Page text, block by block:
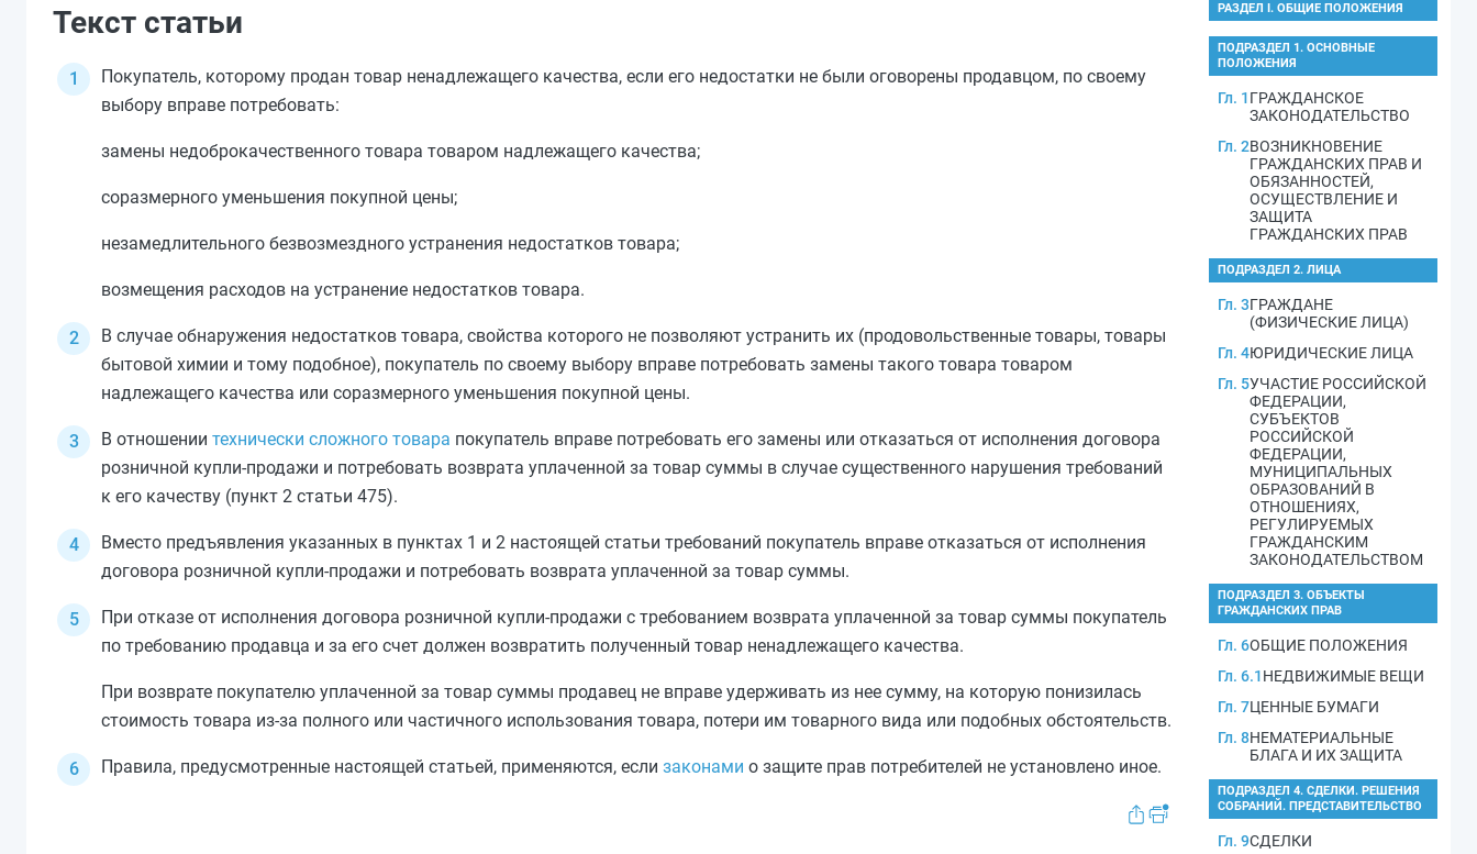
Текст статьи
Покупатель, которому продан товар ненадлежащего качества, если его недостатки не были оговорены продавцом, по своему
выбору вправе потребовать:
замены недоброкачественного товара товаром надлежащего качества;
соразмерного уменьшения покупной цены;
незамедлительного безвозмездного устранения недостатков товара;
возмещения расходов на устранение недостатков товара.
В случае обнаружения недостатков товара, свойства которого не позволяют устранить их (продовольственные товары, товары
бытовой химии и тому подобное), покупатель по своему выбору вправе потребовать замены такого товара товаром
надлежащего качества или соразмерного уменьшения покупной цены.
В отношении технически сложного товара покупатель вправе потребовать его замены или отказаться от исполнения договора
розничной купли-продажи и потребовать возврата уплаченной за товар суммы в случае существенного нарушения требований
к его качеству (пункт 2 статьи 475).
Вместо предъявления указанных в пунктах 1 и 2 настоящей статьи требований покупатель вправе отказаться от исполнения
договора розничной купли-продажи и потребовать возврата уплаченной за товар суммы.
При отказе от исполнения договора розничной купли-продажи с требованием возврата уплаченной за товар суммы покупатель
по требованию продавца и за его счет должен возвратить полученный товар ненадлежащего качества.
При возврате покупателю уплаченной за товар суммы продавец не вправе удерживать из нее сумму, на которую понизилась
стоимость товара из-за полного или частичного использования товара, потери им товарного вида или подобных обстоятельств.
Правила, предусмотренные настоящей статьей, применяются, если законами о защите прав потребителей не установлено иное.
РАЗДЕЛ I. ОБЩИЕ ПОЛОЖЕНИЯ
ПОДРАЗДЕЛ 1. ОСНОВНЫЕ
ПОЛОЖЕНИЯ
Гл. 1ГРАЖДАНСКОЕ
ЗАКОНОДАТЕЛЬСТВО
Гл. 2ВОЗНИКНОВЕНИЕ
ГРАЖДАНСКИХ ПРАВ И
ОБЯЗАННОСТЕЙ,
ОСУЩЕСТВЛЕНИЕ И
ЗАЩИТА
ГРАЖДАНСКИХ ПРАВ
ПОДРАЗДЕЛ 2. ЛИЦА
Гл. 3ГРАЖДАНЕ
(ФИЗИЧЕСКИЕ ЛИЦА)
Гл. 4ЮРИДИЧЕСКИЕ ЛИЦА
Гл. 5УЧАСТИЕ РОССИЙСКОЙ
ФЕДЕРАЦИИ,
СУБЪЕКТОВ
РОССИЙСКОЙ
ФЕДЕРАЦИИ,
МУНИЦИПАЛЬНЫХ
ОБРАЗОВАНИЙ В
ОТНОШЕНИЯХ,
РЕГУЛИРУЕМЫХ
ГРАЖДАНСКИМ
ЗАКОНОДАТЕЛЬСТВОМ
ПОДРАЗДЕЛ 3. ОБЪЕКТЫ
ГРАЖДАНСКИХ ПРАВ
Гл. 6ОБЩИЕ ПОЛОЖЕНИЯ
Гл. 6.1НЕДВИЖИМЫЕ ВЕЩИ
Гл. 7ЦЕННЫЕ БУМАГИ
Гл. 8НЕМАТЕРИАЛЬНЫЕ
БЛАГА И ИХ ЗАЩИТА
ПОДРАЗДЕЛ 4. СДЕЛКИ. РЕШЕНИЯ
СОБРАНИЙ. ПРЕДСТАВИТЕЛЬСТВО
Гл. 9СДЕЛКИ